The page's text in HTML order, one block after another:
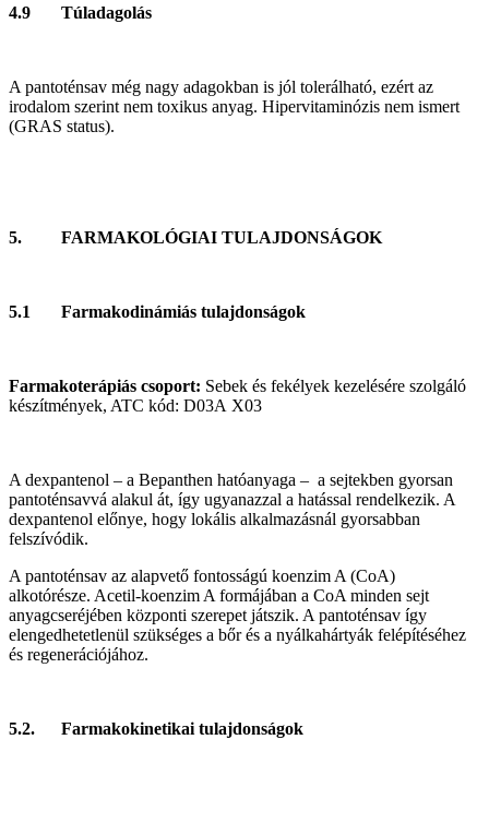
4.9 Túladagolás
A pantoténsav még nagy adagokban is jól tolerálható, ezért az
irodalom szerint nem toxikus anyag. Hipervitaminózis nem ismert
(GRAS status).
5. FARMAKOLÓGIAI TULAJDONSÁGOK
5.1 Farmakodinámiás tulajdonságok
Farmakoterápiás csoport: Sebek és fekélyek kezelésére szolgáló
készítmények, ATC kód: D03A X03
A dexpantenol – a Bepanthen hatóanyaga – a sejtekben gyorsan
pantoténsavvá alakul át, így ugyanazzal a hatással rendelkezik. A
dexpantenol előnye, hogy lokális alkalmazásnál gyorsabban
felszívódik.
A pantoténsav az alapvető fontosságú koenzim A (CoA)
alkotórésze. Acetil-koenzim A formájában a CoA minden sejt
anyagcseréjében központi szerepet játszik. A pantoténsav így
elengedhetetlenül szükséges a bőr és a nyálkahártyák felépítéséhez
és regenerációjához.
5.2. Farmakokinetikai tulajdonságok